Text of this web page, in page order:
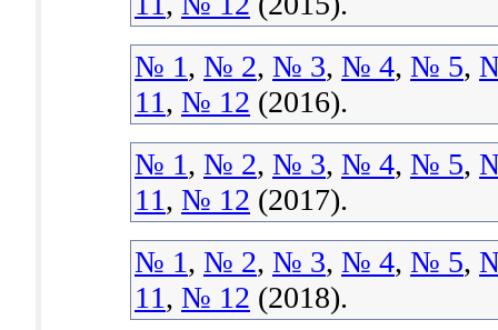
№ 1, № 2, № 3, № 4, № 5,
11, № 12 (2016).
№ 1, № 2, № 3, № 4, № 5,
11, № 12 (2017).
№ 1, № 2, № 3, № 4, № 5,
11, № 12 (2018).